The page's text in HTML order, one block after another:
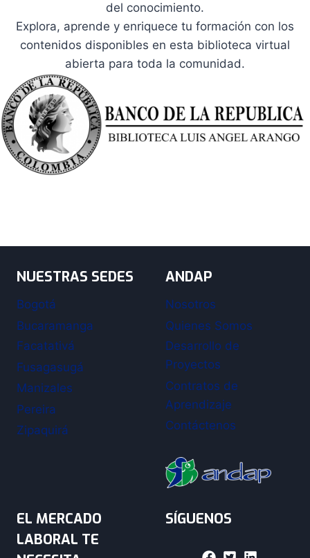
del conocimiento.
Explora, aprende y enriquece tu formación con los
contenidos disponibles en esta biblioteca virtual
abierta para toda la comunidad.
NUESTRAS SEDES
Bogotá
Bucaramanga
Facatativá
Fusagasugá
Manizales
Pereira
Zipaquirá
ANDAP
Nosotros
Quienes Somos
Desarrollo de
Proyectos
Contratos de
Aprendizaje
Contáctenos
EL MERCADO
LABORAL TE
SÍGUENOS